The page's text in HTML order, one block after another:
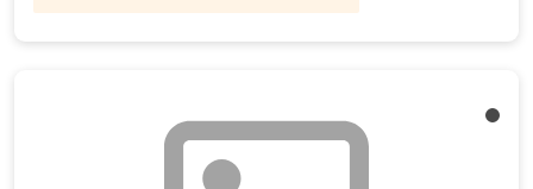
Titan